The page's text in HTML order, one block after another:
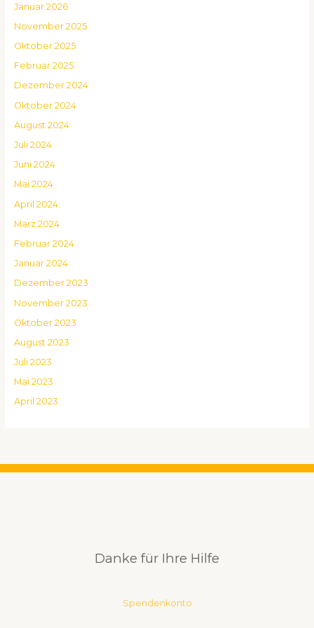
Januar 2026
November 2025
Oktober 2025
Februar 2025
Dezember 2024
Oktober 2024
August 2024
Juli 2024
Juni 2024
Mai 2024
April 2024
März 2024
Februar 2024
Januar 2024
Dezember 2023
November 2023
Oktober 2023
August 2023
Juli 2023
Mai 2023
April 2023
Danke für Ihre Hilfe
Spendenkonto